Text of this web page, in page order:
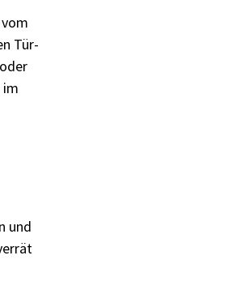
Tür-
im
und